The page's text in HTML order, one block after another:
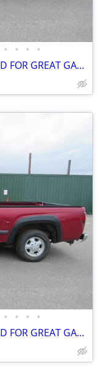
• • • •
2006 CHEVROLET COLORADO LT; 2WD FOR GREAT GAS MILEAGE; 175,4 MILES
• • • •
2006 CHEVROLET COLORADO LT; 2WD FOR GREAT GAS MILEAGE; 175,4 MILES